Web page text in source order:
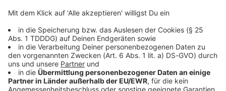
DAS KÖNNTE DICH AUCH INTERESSIEREN
Stars & Bands